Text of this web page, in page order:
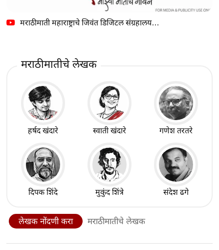
मराठीमाती महाराष्ट्राचे जिवंत डिजिटल संग्रहालय…
मराठीमातीचे लेखक
हर्षद खंदारे स्वाती खंदारे गणेश तरतरे
दिपक शिंदे मुकुंद शिंत्रे संदेश ढगे
लेखक नोंदणी करा मराठीमातीचे लेखक